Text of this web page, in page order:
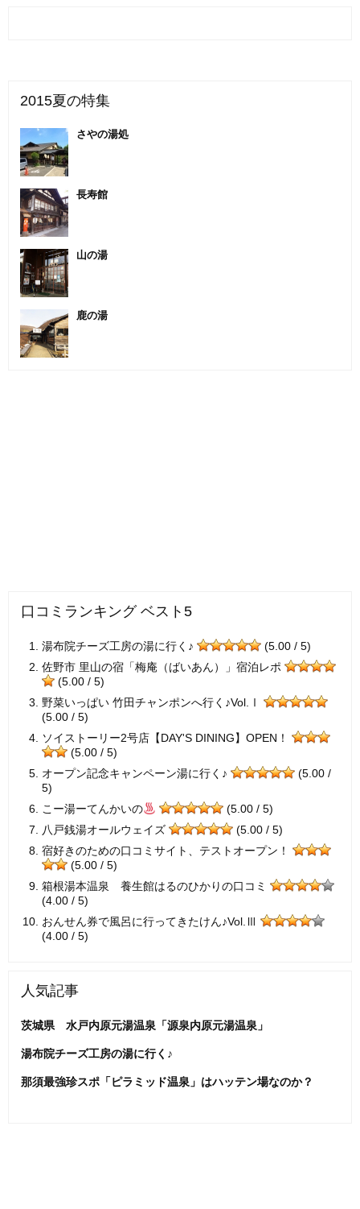
2015夏の特集
さやの湯処
長寿館
山の湯
鹿の湯
口コミランキング ベスト5
湯布院チーズ工房の湯に行く♪
(5.00 / 5)
佐野市 里山の宿「梅庵（ばいあん）」宿泊レポ
(5.00 / 5)
野菜いっぱい 竹田チャンポンへ行く♪Vol.Ⅰ
(5.00 / 5)
ソイストーリー2号店【DAY'S DINING】OPEN！
(5.00 / 5)
オープン記念キャンペーン湯に行く♪
(5.00 /
5)
こー湯ーてんかいの
(5.00 / 5)
八戸銭湯オールウェイズ
(5.00 / 5)
宿好きのための口コミサイト、テストオープン！
(5.00 / 5)
箱根湯本温泉 養生館はるのひかりの口コミ
(4.00 / 5)
おんせん券で風呂に行ってきたけん♪Vol.Ⅲ
(4.00 / 5)
人気記事
茨城県 水戸内原元湯温泉「源泉内原元湯温泉」
湯布院チーズ工房の湯に行く♪
那須最強珍スポ「ピラミッド温泉」はハッテン場なのか？